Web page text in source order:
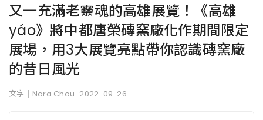
又一充滿老靈魂的高雄展覽！《高雄
yáo》將中都唐榮磚窯廠化作期間限定
展場，用3大展覽亮點帶你認識磚窯廠
的昔日風光
文字｜Nara Chou 2022-09-26